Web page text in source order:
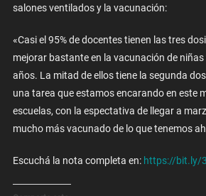
salones ventilados y la vacunación:
«Casi el 95% de docentes tienen las tres
mejorar bastante en la vacunación de niñas
años. La mitad de ellos tiene la segunda
una tarea que estamos encarando en este
escuelas, con la espectativa de llegar a
mucho más vacunado de lo que tenemos
Escuchá la nota completa en: https://bit.ly/